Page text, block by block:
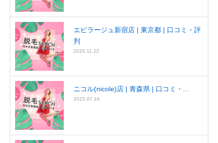
エピラージュ新宿店 | 東京都 | 口コミ・評
判
2025.11.22
ニコル(nicole)店 | 青森県 | 口コミ・...
2025.07.16